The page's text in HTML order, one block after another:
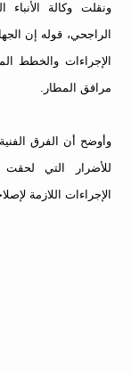
ونقلت وكالة الأنباء
الراجحي، قوله إن
الإجراءات والخطط
مرافق المطار.
وأوضح أن الفرق
للأضرار التي لحقت
الإجراءات اللازمة